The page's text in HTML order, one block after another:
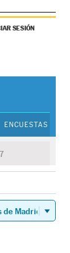
SESIÓN
ENCUESTAS